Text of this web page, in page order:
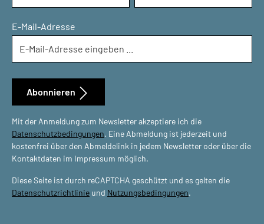
E-Mail-Adresse
Mit der Anmeldung zum Newsletter akzeptiere ich die
Datenschutzbedingungen. Eine Abmeldung ist jederzeit und
kostenfrei über den Abmeldelink in jedem Newsletter oder über die
Kontaktdaten im Impressum möglich.
Diese Seite ist durch reCAPTCHA geschützt und es gelten die
Datenschutzrichtlinie und Nutzungsbedingungen.
Abonnieren